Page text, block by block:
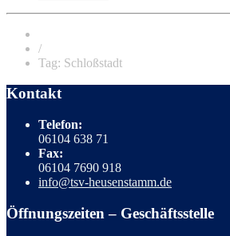
/
Tag: Schloßstadt
Kontakt
Telefon:
06104 638 71
Fax:
06104 7690 918
info@tsv-heusenstamm.de
Öffnungszeiten – Geschäftsstelle